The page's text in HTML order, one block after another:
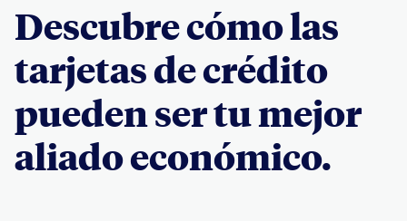
Descubre cómo las
tarjetas de crédito
pueden ser tu mejor
aliado económico.